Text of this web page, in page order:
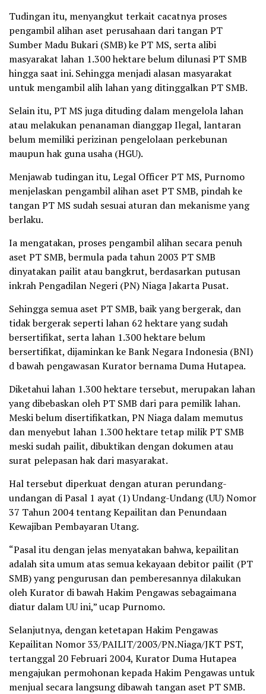
Tudingan itu, menyangkut terkait cacatnya proses
pengambil alihan aset perusahaan dari tangan PT
Sumber Madu Bukari (SMB) ke PT MS, serta alibi
masyarakat lahan 1.300 hektare belum dilunasi PT SMB
hingga saat ini. Sehingga menjadi alasan masyarakat
untuk mengambil alih lahan yang ditinggalkan PT SMB.
Selain itu, PT MS juga dituding dalam mengelola lahan
atau melakukan penanaman dianggap Ilegal, lantaran
belum memiliki perizinan pengelolaan perkebunan
maupun hak guna usaha (HGU).
Menjawab tudingan itu, Legal Officer PT MS, Purnomo
menjelaskan pengambil alihan aset PT SMB, pindah ke
tangan PT MS sudah sesuai aturan dan mekanisme yang
berlaku.
Ia mengatakan, proses pengambil alihan secara penuh
aset PT SMB, bermula pada tahun 2003 PT SMB
dinyatakan pailit atau bangkrut, berdasarkan putusan
inkrah Pengadilan Negeri (PN) Niaga Jakarta Pusat.
Sehingga semua aset PT SMB, baik yang bergerak, dan
tidak bergerak seperti lahan 62 hektare yang sudah
bersertifikat, serta lahan 1.300 hektare belum
bersertifikat, dijaminkan ke Bank Negara Indonesia (BNI)
d bawah pengawasan Kurator bernama Duma Hutapea.
Diketahui lahan 1.300 hektare tersebut, merupakan lahan
yang dibebaskan oleh PT SMB dari para pemilik lahan.
Meski belum disertifikatkan, PN Niaga dalam memutus
dan menyebut lahan 1.300 hektare tetap milik PT SMB
meski sudah pailit, dibuktikan dengan dokumen atau
surat pelepasan hak dari masyarakat.
Hal tersebut diperkuat dengan aturan perundang-
undangan di Pasal 1 ayat (1) Undang-Undang (UU) Nomor
37 Tahun 2004 tentang Kepailitan dan Penundaan
Kewajiban Pembayaran Utang.
“Pasal itu dengan jelas menyatakan bahwa, kepailitan
adalah sita umum atas semua kekayaan debitor pailit (PT
SMB) yang pengurusan dan pemberesannya dilakukan
oleh Kurator di bawah Hakim Pengawas sebagaimana
diatur dalam UU ini,” ucap Purnomo.
Selanjutnya, dengan ketetapan Hakim Pengawas
Kepailitan Nomor 33/PAILIT/2003/PN.Niaga/JKT PST,
tertanggal 20 Februari 2004, Kurator Duma Hutapea
mengajukan permohonan kepada Hakim Pengawas untuk
menjual secara langsung dibawah tangan aset PT SMB.